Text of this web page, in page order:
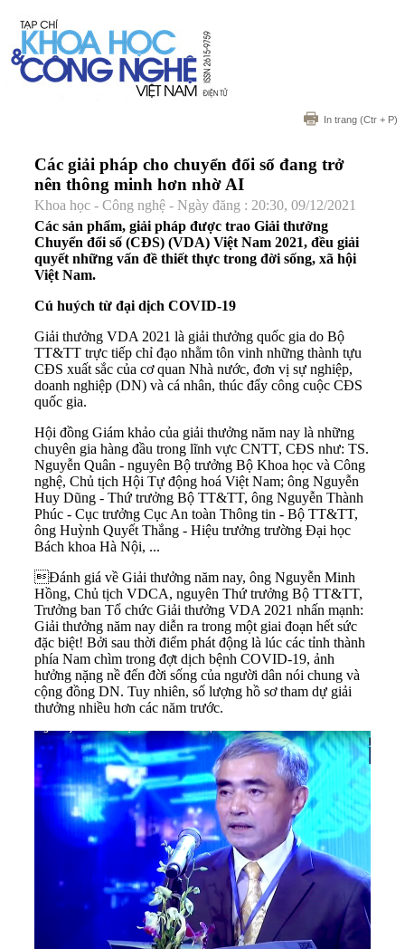
In trang (Ctr + P)
Các giải pháp cho chuyển đổi số đang trở
nên thông minh hơn nhờ AI
Khoa học - Công nghệ - Ngày đăng : 20:30, 09/12/2021
Các sản phẩm, giải pháp được trao Giải thưởng
Chuyển đổi số (CĐS) (VDA) Việt Nam 2021, đều giải
quyết những vấn đề thiết thực trong đời sống, xã hội
Việt Nam.
Cú huých từ đại dịch COVID-19
Giải thưởng VDA 2021 là giải thưởng quốc gia do Bộ
TT&TT trực tiếp chỉ đạo nhằm tôn vinh những thành tựu
CĐS xuất sắc của cơ quan Nhà nước, đơn vị sự nghiệp,
doanh nghiệp (DN) và cá nhân, thúc đẩy công cuộc CĐS
quốc gia.
Hội đồng Giám khảo của giải thưởng năm nay là những
chuyên gia hàng đầu trong lĩnh vực CNTT, CĐS như: TS.
Nguyễn Quân - nguyên Bộ trưởng Bộ Khoa học và Công
nghệ, Chủ tịch Hội Tự động hoá Việt Nam; ông Nguyễn
Huy Dũng - Thứ trưởng Bộ TT&TT, ông Nguyễn Thành
Phúc - Cục trưởng Cục An toàn Thông tin - Bộ TT&TT,
ông Huỳnh Quyết Thắng - Hiệu trưởng trường Đại học
Bách khoa Hà Nội, ...
Đánh giá về Giải thưởng năm nay, ông Nguyễn Minh
Hồng, Chủ tịch VDCA, nguyên Thứ trưởng Bộ TT&TT,
Trưởng ban Tổ chức Giải thưởng VDA 2021 nhấn mạnh:
Giải thưởng năm nay diễn ra trong một giai đoạn hết sức
đặc biệt! Bởi sau thời điểm phát động là lúc các tỉnh thành
phía Nam chìm trong đợt dịch bệnh COVID-19, ảnh
hưởng nặng nề đến đời sống của người dân nói chung và
cộng đồng DN. Tuy nhiên, số lượng hồ sơ tham dự giải
thưởng nhiều hơn các năm trước.